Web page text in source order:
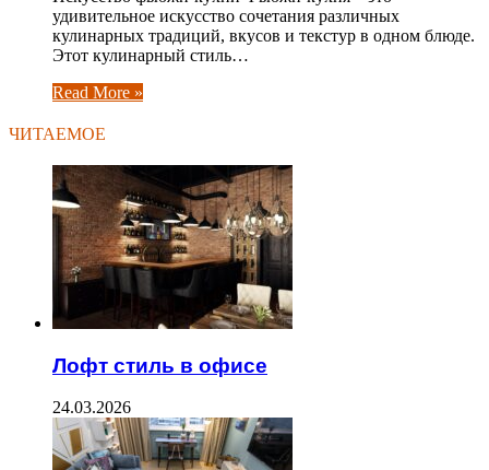
удивительное искусство сочетания различных
кулинарных традиций, вкусов и текстур в одном блюде.
Этот кулинарный стиль…
Read More »
ЧИТАЕМОЕ
Лофт стиль в офисе
24.03.2026